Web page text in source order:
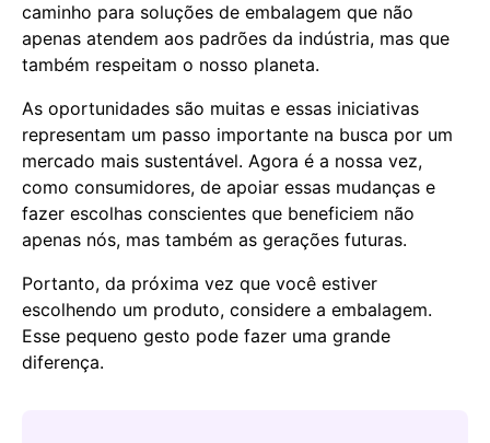
caminho para soluções de embalagem que não
apenas atendem aos padrões da indústria, mas que
também respeitam o nosso planeta.
As oportunidades são muitas e essas iniciativas
representam um passo importante na busca por um
mercado mais sustentável. Agora é a nossa vez,
como consumidores, de apoiar essas mudanças e
fazer escolhas conscientes que beneficiem não
apenas nós, mas também as gerações futuras.
Portanto, da próxima vez que você estiver
escolhendo um produto, considere a embalagem.
Esse pequeno gesto pode fazer uma grande
diferença.